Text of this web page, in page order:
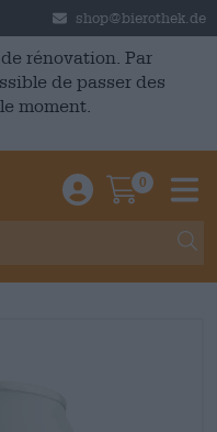
shop@bierothek.de
rénovation. Par
de passer des
moment.
Einloggen /
0